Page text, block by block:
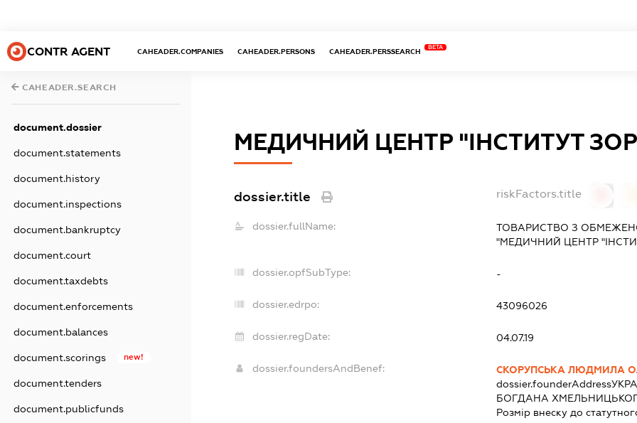
CONTR AGENT CAHEADER.COMPANIES CAHEADER.PERSONS CAHEADER.PERSSEARCH
BETA
CAHEADER.SEARCH
document.dossier
document.statements
document.history
document.inspections
document.bankruptcy
document.court
document.taxdebts
document.enforcements
document.balances
document.scorings new!
document.tenders
document.publicfunds
МЕДИЧНИЙ ЦЕНТР "ІНСТИТУТ
dossier.title riskFactors.title
dossier.fullName:
ТОВАРИСТВО З
"МЕДИЧНИЙ ЦЕНТР
dossier.opfSubType: -
dossier.edrpo: 43096026
dossier.regDate: 04.07.19
dossier.foundersAndBenef:
СКОРУПСЬКА ЛЮДМИЛА
dossier.founderAddress
БОГДАНА
Розмір внеску до